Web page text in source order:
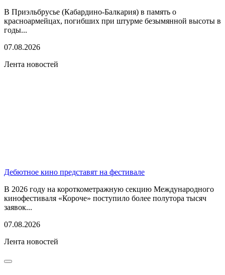
В Приэльбрусье (Кабардино-Балкария) в память о
красноармейцах, погибших при штурме безымянной высоты в
годы...
07.08.2026
Лента новостей
Дебютное кино представят на фестивале
В 2026 году на короткометражную секцию Международного
кинофестиваля «Короче» поступило более полутора тысяч
заявок...
07.08.2026
Лента новостей